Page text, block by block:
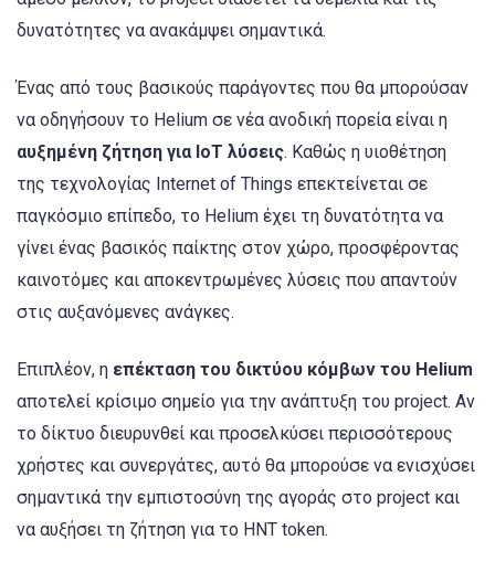
δυνατότητες να ανακάμψει σημαντικά.
Ένας από τους βασικούς παράγοντες που θα μπορούσαν
να οδηγήσουν το Helium σε νέα ανοδική πορεία είναι η
αυξημένη ζήτηση για IoT λύσεις. Καθώς η υιοθέτηση
της τεχνολογίας Internet of Things επεκτείνεται σε
παγκόσμιο επίπεδο, το Helium έχει τη δυνατότητα να
γίνει ένας βασικός παίκτης στον χώρο, προσφέροντας
καινοτόμες και αποκεντρωμένες λύσεις που απαντούν
στις αυξανόμενες ανάγκες.
Επιπλέον, η επέκταση του δικτύου κόμβων του Helium
αποτελεί κρίσιμο σημείο για την ανάπτυξη του project. Αν
το δίκτυο διευρυνθεί και προσελκύσει περισσότερους
χρήστες και συνεργάτες, αυτό θα μπορούσε να ενισχύσει
σημαντικά την εμπιστοσύνη της αγοράς στο project και
να αυξήσει τη ζήτηση για το HNT token.